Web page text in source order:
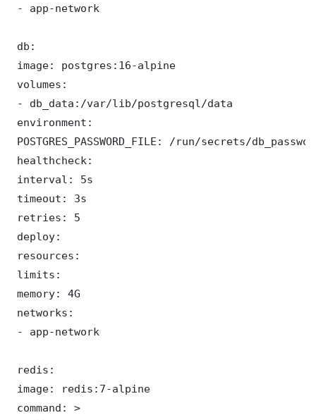
- app-network
db:
image: postgres:16-alpine
volumes:
- db_data:/var/lib/postgresql/data
environment:
POSTGRES_PASSWORD_FILE: /run/secrets/
healthcheck:
interval: 5s
timeout: 3s
retries: 5
deploy:
resources:
limits:
memory: 4G
networks:
- app-network
redis:
image: redis:7-alpine
command: >